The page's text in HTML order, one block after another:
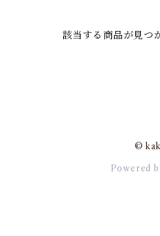
該当する商品が見つ
©
Powered